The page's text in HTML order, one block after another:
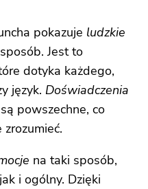
pokazuje ludzkie
Jest to
dotyka każdego,
język. Doświadczenia
powszechne, co
na taki sposób,
i ogólny. Dzięki